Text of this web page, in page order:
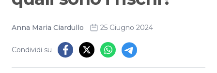
Anna Maria Ciardullo 25 Giugno 2024
Condividi su